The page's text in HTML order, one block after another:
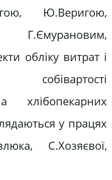
Ю.Веригою,
обліку витрат і
собівартості
хлібопекарних
у працях
С.Хозяєвої,